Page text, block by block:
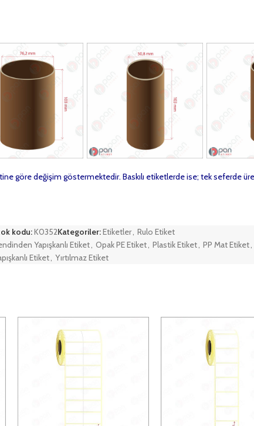
göre değişim göstermektedir. Baskılı etiketlerde ise; tek seferde
kodu:K0352Kategoriler:Etiketler, Rulo Etiket
Yapışkanlı Etiket, Opak PE Etiket, Plastik Etiket, PP Mat Etiket,
Etiket, Yırtılmaz Etiket